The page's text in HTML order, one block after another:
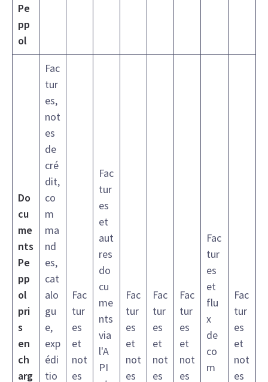
Pe
pp
ol
Do
cu
me
nts
Pe
pp
ol
pri
s
en
ch
arg
Fac
tur
es,
not
es
de
cré
dit,
co
m
ma
nd
es,
cat
alo
gu
e,
exp
édi
tio
Fac
tur
es
et
not
es
Fac
tur
es
et
aut
res
do
cu
me
nts
via
l'A
PI
Fac
tur
es
et
not
es
Fac
tur
es
et
not
es
Fac
tur
es
et
not
es
Fac
tur
es
et
flu
x
de
co
m
Fac
tur
es
et
not
es